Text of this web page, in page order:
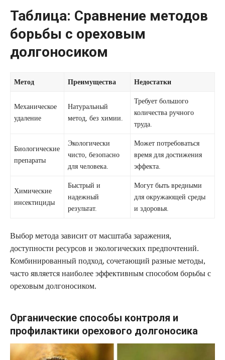
Таблица: Сравнение методов
борьбы с ореховым
долгоносиком
Метод Преимущества Недостатки
Механическое
удаление
Натуральный
метод, без химии.
Требует большого
количества ручного
труда.
Биологические
препараты
Экологически
чисто, безопасно
для человека.
Может потребоваться
время для достижения
эффекта.
Химические
инсектициды
Быстрый и
надежный
результат.
Могут быть вредными
для окружающей среды
и здоровья.
Выбор метода зависит от масштаба заражения,
доступности ресурсов и экологических предпочтений.
Комбинированный подход, сочетающий разные методы,
часто является наиболее эффективным способом борьбы с
ореховым долгоносиком.
Органические способы контроля и
профилактики орехового долгоносика